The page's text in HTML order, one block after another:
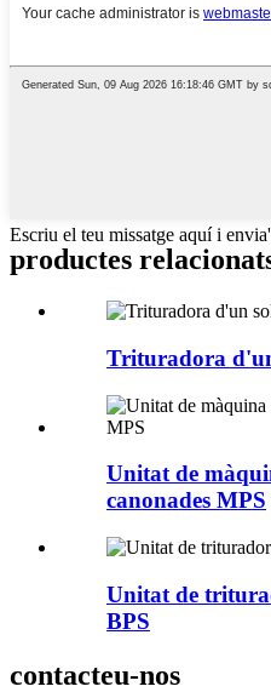
Escriu el teu missatge aquí i
productes
Trituradora
Unitat de
canonades MPS
Unitat de
BPS
contacteu-nos